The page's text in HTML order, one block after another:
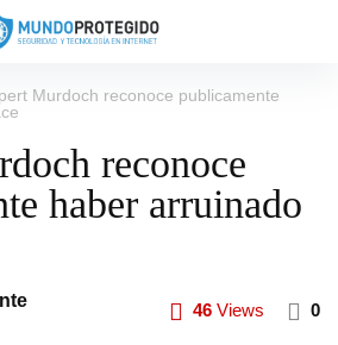
Murdoch reconoce publicamente
reconoce
haber arruinado
46 Views 0